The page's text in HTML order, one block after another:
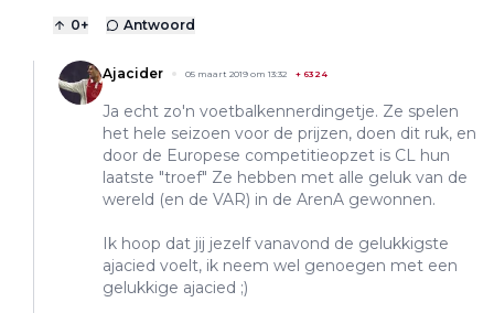
0+ Antwoord
Ajacider 05 maart 2019 om 13:32 + 6324
Ja echt zo'n voetbalkennerdingetje. Ze spelen
het hele seizoen voor de prijzen, doen dit ruk, en
door de Europese competitieopzet is CL hun
laatste "troef" Ze hebben met alle geluk van de
wereld (en de VAR) in de ArenA gewonnen.
Ik hoop dat jij jezelf vanavond de gelukkigste
ajacied voelt, ik neem wel genoegen met een
gelukkige ajacied ;)